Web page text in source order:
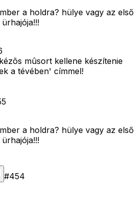
a holdra? hülye vagy az első
mûsort kellene készítenie
a tévében' címmel!
a holdra? hülye vagy az első
#454